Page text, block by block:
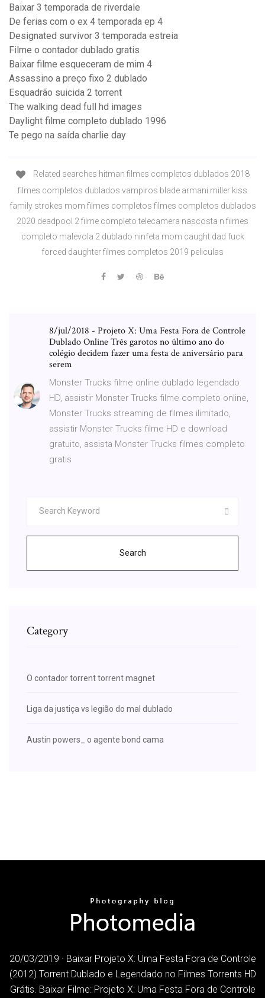
Baixar 3 temporada de riverdale
De ferias com o ex 4 temporada ep 4
Designated survivor 3 temporada estreia
Filme o contador dublado gratis
Baixar filme esqueceram de mim 4
Assassino a preço fixo 2 dublado
Esquadrão suicida 2 torrent
The walking dead full hd images
Daylight filme completo dublado 1996
Te pego na saída charlie day
Related searches hitman filmes completos dublados 2018
filmes completos dublados vampiros blade armani miller kiss
family strokes mom filmes completos filmes completos dublados
2020 deadpool 2 filme completo telecamera nascosta n filmes
completo malevola 2 dublado ninfeta mom caught dad fuck
forced daughter filmes completos 2019 peliculas
8/jul/2018 - Projeto X: Uma Festa Fora de Controle
Dublado Online Três garotos no último ano do
colégio decidem fazer uma festa de aniversário para
serem
Monster Trucks filme online dublado legendado
HD, assistir Monster Trucks filme completo online,
Monster Trucks streaming de filmes ilimitado,
assistir Monster Trucks filme HD e download
gratuito, assista Monster Trucks filmes completo
gratis
Search
Category
O contador torrent torrent magnet
Liga da justiça vs legião do mal dublado
Austin powers_ o agente bond cama
20/03/2019 · Baixar Projeto X: Uma Festa Fora de Controle
(2012) Torrent Dublado e Legendado no Filmes Torrents HD
Grátis. Baixar Filme: Projeto X: Uma Festa Fora de Controle